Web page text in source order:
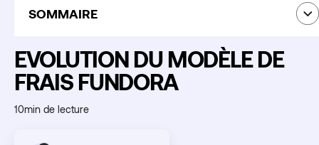
EVOLUTION DU MODÈLE DE
FRAIS FUNDORA
10min de lecture
SOMMAIRE
Découvrir